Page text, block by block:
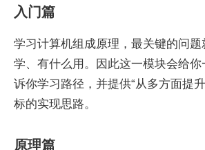
入门篇
学习计算机组成原理，最关键的问
学、有什么用。因此这一模块会给
诉你学习路径，并提供“从多方面提
标的实现思路。
原理篇